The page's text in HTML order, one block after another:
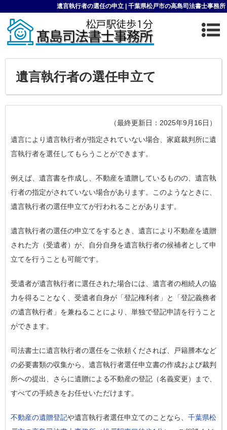
遺言執行者の選任の申立 | 千葉県松戸市の高島司法書士事務所
遺言執行者の選任申立て
（最終更新日：2025年9月16日）
遺言により遺言執行者が指定されていない場合、家庭裁判所に遺
言執行者を選任してもらうことができます。
例えば、遺言書を作成し、不動産を遺贈しているものの、遺言執
行者の指定がされていない場合があります。このようなときに、
遺言執行者の選任申立てが行われることがあります。
遺言執行者の選任の申立てをするとき、遺言により不動産を遺贈
された方（受遺者）が、自分自身を遺言執行者の候補者として申
立てを行うことも可能です。
受遺者が遺言執行者に選任された場合には、遺言者の相続人の協
力を得ることなく、受遺者自身が「登記権利者」と「登記義務者
の遺言執行者」を兼ねることにより、単独で登記申請を行うこと
ができます。
司法書士に遺言執行者の選任をご依頼くだされば、戸籍謄本など
の必要書類の収集から、遺言執行者選任申立書の作成および裁判
所への提出、さらに遺贈による不動産の登記（名義変更）まで、
すべての手続きをお任せいただけます。
不動産の遺贈登記や遺言執行者選任申立てのことなら、 千葉県松